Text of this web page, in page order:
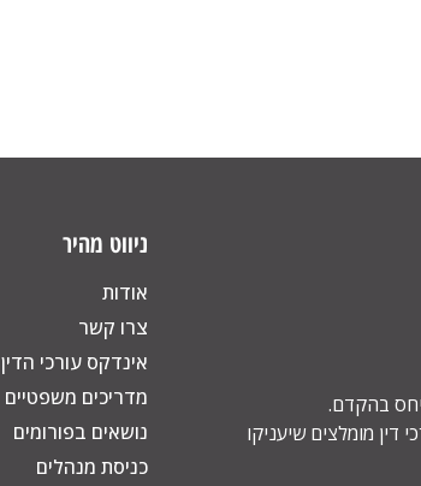
בהקדם.
דין מומלצים שיעניקו
ניווט מהיר
אודות
צרו קשר
אינדקס עורכי הדין
מדריכים משפטיים
נושאים בפורומים
כניסת מנהלים